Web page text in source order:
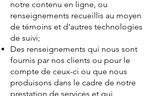
notre contenu en ligne, ou
renseignements recueillis au moyen
de témoins et d’autres technologies
de suivi;
Des renseignements qui nous sont
fournis par nos clients ou pour le
compte de ceux-ci ou que nous
produisons dans le cadre de notre
prestation de services et qui